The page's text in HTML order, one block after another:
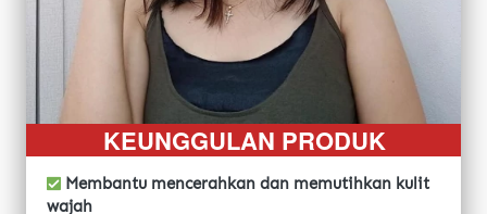
KEUNGGULAN PRODUK
Membantu mencerahkan dan memutihkan kulit
wajah